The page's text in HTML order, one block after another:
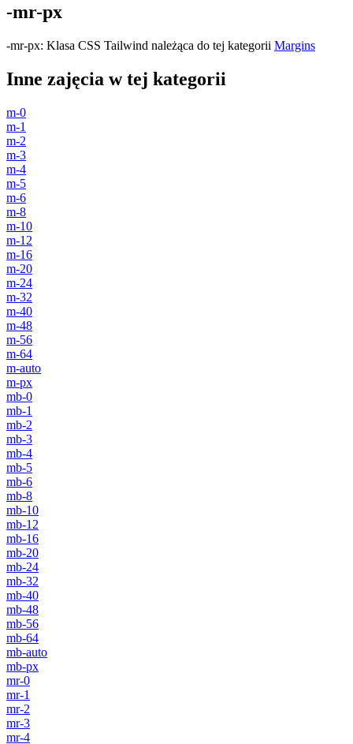
-mr-px
-mr-px: Klasa CSS Tailwind należąca do tej kategorii Margins
Inne zajęcia w tej kategorii
m-0
m-1
m-2
m-3
m-4
m-5
m-6
m-8
m-10
m-12
m-16
m-20
m-24
m-32
m-40
m-48
m-56
m-64
m-auto
m-px
mb-0
mb-1
mb-2
mb-3
mb-4
mb-5
mb-6
mb-8
mb-10
mb-12
mb-16
mb-20
mb-24
mb-32
mb-40
mb-48
mb-56
mb-64
mb-auto
mb-px
mr-0
mr-1
mr-2
mr-3
mr-4